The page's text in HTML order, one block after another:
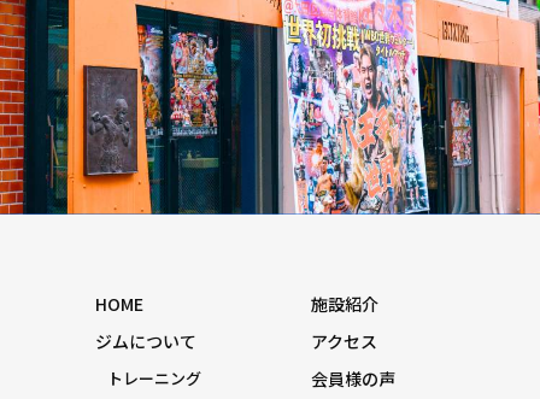
HOME
ジムについて
トレーニング
施設紹介
アクセス
会員様の声